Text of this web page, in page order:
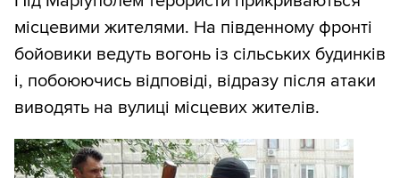
місцевими жителями. На південному фронті
бойовики ведуть вогонь із сільських будинків
і, побоюючись відповіді, відразу після атаки
виводять на вулиці місцевих жителів.